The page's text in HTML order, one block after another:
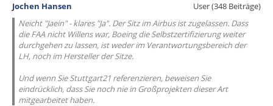
Jochen Hansen
User (348 Beiträge)
Neicht "Jaein" - klares "Ja". Der Sitz im Airbus ist zugelassen. Dass
die FAA nicht Willens war, Boeing die Selbstzertifizierung weiter
durchgehen zu lassen, ist weder im Verantwortungsbereich der
LH, noch im Hersteller der Sitze.
Und wenn Sie Stuttgart21 referenzieren, beweisen Sie
eindrücklich, dass Sie noch nie in Großprojekten dieser Art
mitgearbeitet haben.